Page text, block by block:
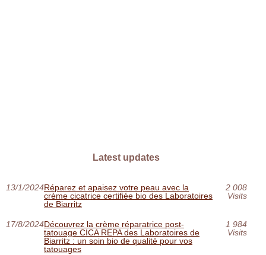
Latest updates
13/1/2024Réparez et apaisez votre peau avec la
crème cicatrice certifiée bio des Laboratoires
de Biarritz
2 008
Visits
17/8/2024Découvrez la crème réparatrice post-
tatouage CICA REPA des Laboratoires de
Biarritz : un soin bio de qualité pour vos
tatouages
1 984
Visits